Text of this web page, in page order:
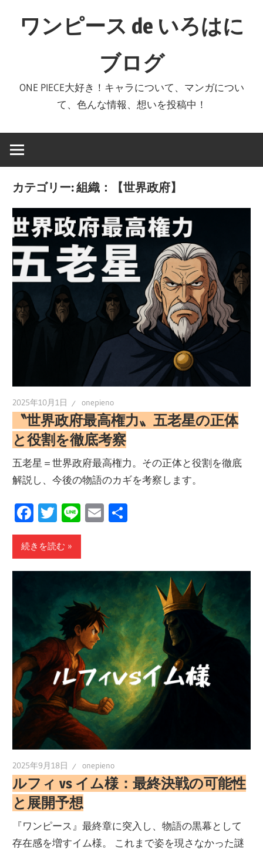
ワンピース de いろはに
ブログ
ONE PIECE大好き！キャラについて、マンガについ
て、色んな情報、想いを投稿中！
カテゴリー:組織：【世界政府】
2025年10月1日 onepieno
〝世界政府最高権力〟五老星の正体
と役割を徹底考察
五老星＝世界政府最高権力。その正体と役割を徹底
解説し、今後の物語のカギを考察します。
Facebook
Twitter
LineEmail
続きを読む
2025年9月18日 onepieno
ルフィ vs イム様：最終決戦の可能性
と展開予想
『ワンピース』最終章に突入し、物語の黒幕として
存在感を増すイム様。 これまで姿を現さなかった謎